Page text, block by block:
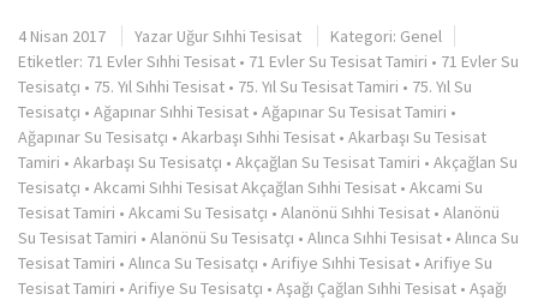
4 Nisan 2017 Yazar Uğur Sıhhi Tesisat Kategori: Genel
Etiketler: 71 Evler Sıhhi Tesisat • 71 Evler Su Tesisat Tamiri • 71 Evler Su
Tesisatçı • 75. Yıl Sıhhi Tesisat • 75. Yıl Su Tesisat Tamiri • 75. Yıl Su
Tesisatçı • Ağapınar Sıhhi Tesisat • Ağapınar Su Tesisat Tamiri •
Ağapınar Su Tesisatçı • Akarbaşı Sıhhi Tesisat • Akarbaşı Su Tesisat
Tamiri • Akarbaşı Su Tesisatçı • Akçağlan Su Tesisat Tamiri • Akçağlan Su
Tesisatçı • Akcami Sıhhi Tesisat Akçağlan Sıhhi Tesisat • Akcami Su
Tesisat Tamiri • Akcami Su Tesisatçı • Alanönü Sıhhi Tesisat • Alanönü
Su Tesisat Tamiri • Alanönü Su Tesisatçı • Alınca Sıhhi Tesisat • Alınca Su
Tesisat Tamiri • Alınca Su Tesisatçı • Arifiye Sıhhi Tesisat • Arifiye Su
Tesisat Tamiri • Arifiye Su Tesisatçı • Aşağı Çağlan Sıhhi Tesisat • Aşağı